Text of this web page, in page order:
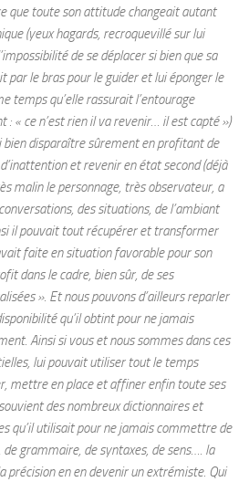
que toute son attitude changeait autant
(yeux hagards, recroquevillé sur lui
de se déplacer si bien que sa
par le bras pour le guider et lui éponger le
temps qu’elle rassurait l’entourage
: « ce n’est rien il va revenir… il est capté »)
bien disparaître sûrement en profitant de
et revenir en état second (déjà
malin le personnage, très observateur, a
des situations, de l’ambiant
il pouvait tout récupérer et transformer
faite en situation favorable pour son
dans le cadre, bien sûr, de ses
». Et nous pouvons d’ailleurs reparler
qu’il obtint pour ne jamais
Ainsi si vous et nous sommes dans ces
lui pouvait utiliser tout le temps
mettre en place et affiner enfin toute ses
des nombreux dictionnaires et
qu’il utilisait pour ne jamais commettre de
de grammaire, de syntaxes, de sens…. la
précision en en devenir un extrémiste. Qui